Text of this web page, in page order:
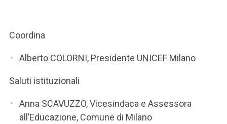
Coordina
Alberto COLORNI, Presidente UNICEF Milano
Saluti istituzionali
Anna SCAVUZZO, Vicesindaca e Assessora
all’Educazione, Comune di Milano